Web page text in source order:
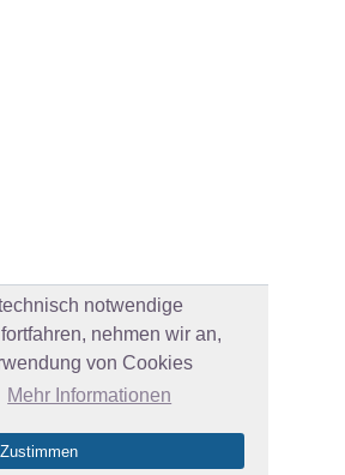
notwendige
nehmen wir an,
von Cookies
Mehr Informationen
Zustimmen